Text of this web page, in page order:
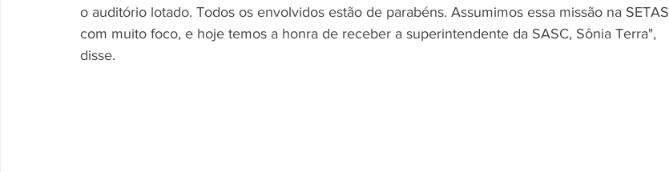
o auditório lotado. Todos os envolvidos estão de parabéns. Assumimos essa missão na SETAS
com muito foco, e hoje temos a honra de receber a superintendente da SASC, Sônia Terra",
disse.